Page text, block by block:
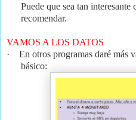
Puede que sea tan
recomendar.
VAMOS A LOS DATOS
·
En otros programas daré más
básico: